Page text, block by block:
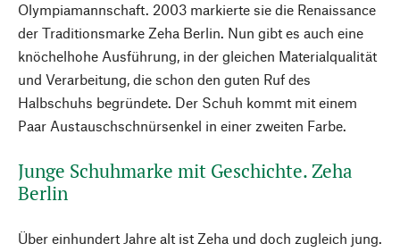
Olympiamannschaft. 2003 markierte sie die Renaissance
der Traditionsmarke Zeha Berlin. Nun gibt es auch eine
knöchelhohe Ausführung, in der gleichen Materialqualität
und Verarbeitung, die schon den guten Ruf des
Halbschuhs begründete. Der Schuh kommt mit einem
Paar Austauschschnürsenkel in einer zweiten Farbe.
Junge Schuhmarke mit Geschichte. Zeha
Berlin
Über einhundert Jahre alt ist Zeha und doch zugleich jung.